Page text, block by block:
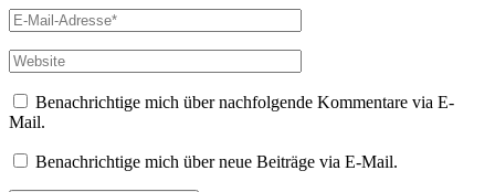
E-
Mail-
Adresse*
Website
Benachrichtige mich über nachfolgende Kommentare via E-
Mail.
Benachrichtige mich über neue Beiträge via E-Mail.